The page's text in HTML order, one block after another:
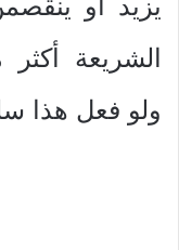
الشريعة
ولو فعل هذا